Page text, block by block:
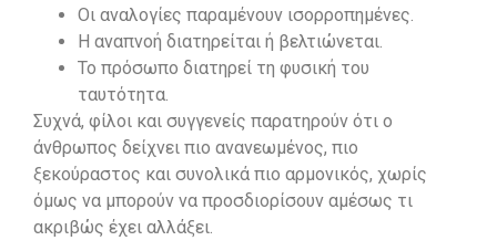
Οι αναλογίες παραμένουν ισορροπημένες.
Η αναπνοή διατηρείται ή βελτιώνεται.
Το πρόσωπο διατηρεί τη φυσική του
ταυτότητα.
Συχνά, φίλοι και συγγενείς παρατηρούν ότι ο
άνθρωπος δείχνει πιο ανανεωμένος, πιο
ξεκούραστος και συνολικά πιο αρμονικός, χωρίς
όμως να μπορούν να προσδιορίσουν αμέσως τι
ακριβώς έχει αλλάξει.